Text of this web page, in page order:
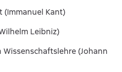
(Immanuel Kant)
Leibniz)
(Johann